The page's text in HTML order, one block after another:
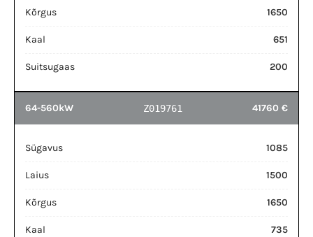
Kõrgus 1650
Kaal 651
Suitsugaas 200
64-560kW Z019761 41760 €
Sügavus 1085
Laius 1500
Kõrgus 1650
Kaal 735